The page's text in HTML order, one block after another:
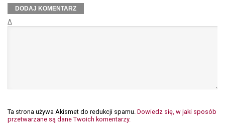
Δ
Ta strona używa Akismet do redukcji spamu. Dowiedz się, w jaki sposób
przetwarzane są dane Twoich komentarzy.